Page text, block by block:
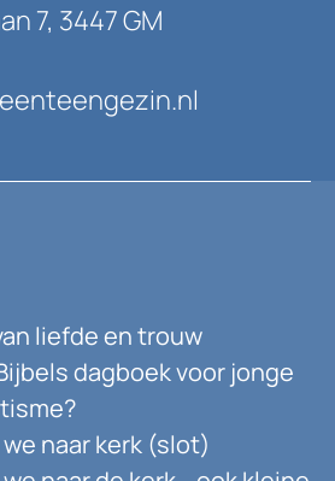
7, 3447 GM
liefde en trouw
dagboek voor jonge
we naar kerk (slot)